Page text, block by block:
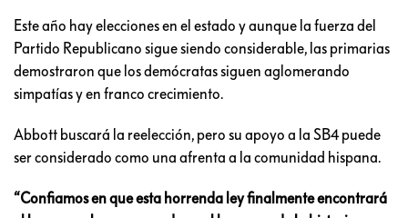
Este año hay elecciones en el estado y aunque la fuerza del
Partido Republicano sigue siendo considerable, las primarias
demostraron que los demócratas siguen aglomerando
simpatías y en franco crecimiento.
Abbott buscará la reelección, pero su apoyo a la SB4 puede
ser considerado como una afrenta a la comunidad hispana.
“Confiamos en que esta horrenda ley finalmente encontrará